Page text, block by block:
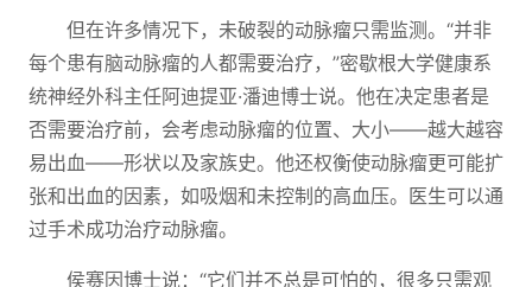
但在许多情况下，未破裂的动脉瘤只需监测。“并非
每个患有脑动脉瘤的人都需要治疗，”密歇根大学健康系
统神经外科主任阿迪提亚·潘迪博士说。他在决定患者是
否需要治疗前，会考虑动脉瘤的位置、大小——越大越容
易出血——形状以及家族史。他还权衡使动脉瘤更可能扩
张和出血的因素，如吸烟和未控制的高血压。医生可以通
过手术成功治疗动脉瘤。
侯赛因博士说：“它们并不总是可怕的，很多只需观